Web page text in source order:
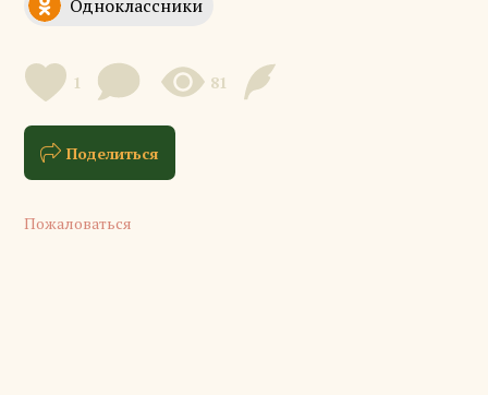
1 81
Поделиться
Пожаловаться